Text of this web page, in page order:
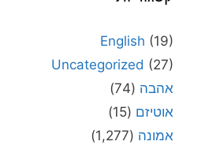
English (19)
Uncategorized (27)
אהבה (74)
אוטיזם (15)
אמונה (1,277)